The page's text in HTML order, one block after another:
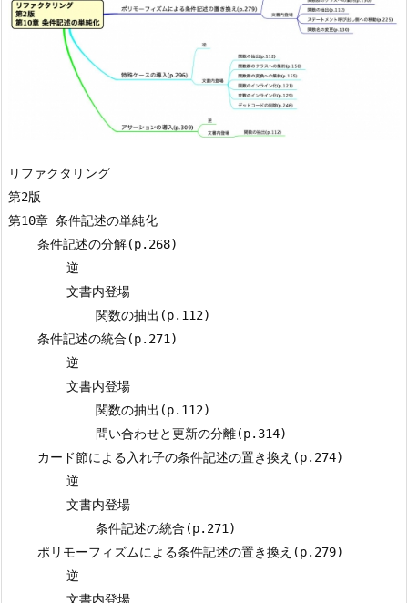
リファクタリング
第2版
第10章 条件記述の単純化
    条件記述の分解(p.268)
        逆
        文書内登場
            関数の抽出(p.112)
    条件記述の統合(p.271)
        逆
        文書内登場
            関数の抽出(p.112)
            問い合わせと更新の分離(p.314)
    カード節による入れ子の条件記述の置き換え(p.274)
        逆
        文書内登場
            条件記述の統合(p.271)
    ポリモーフィズムによる条件記述の置き換え(p.279)
        逆
        文書内登場